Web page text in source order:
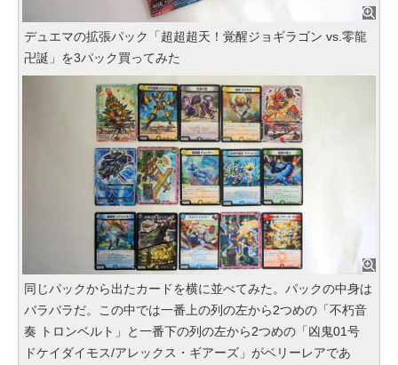
デュエマの拡張パック「超超超天！覚醒ジョギラゴン vs.零龍
卍誕」を3パック買ってみた
同じパックから出たカードを横に並べてみた。パックの中身は
バラバラだ。この中では一番上の列の左から2つめの「不朽音
奏 トロンベルト」と一番下の列の左から2つめの「凶鬼01号
ドケイダイモス/アレックス・ギアーズ」がベリーレアであ